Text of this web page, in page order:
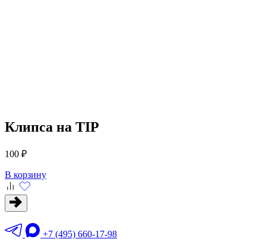
Клипса на TIP
100 ₽
В корзину
+7 (495) 660-17-98